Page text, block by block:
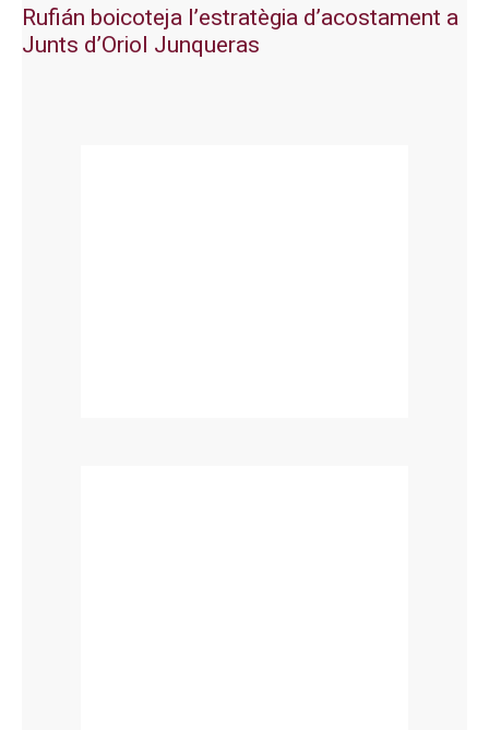
Rufián boicoteja l’estratègia d’acostament a
Junts d’Oriol Junqueras